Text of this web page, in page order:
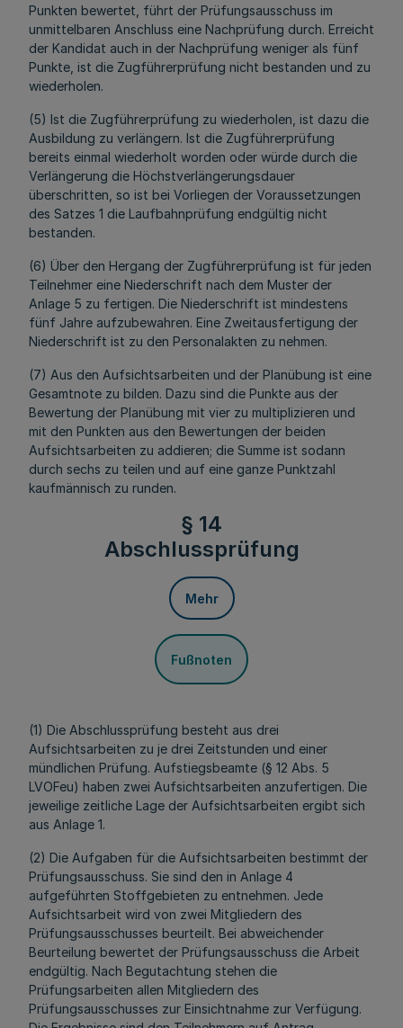
Punkten bewertet, führt der Prüfungsausschuss im
unmittelbaren Anschluss eine Nachprüfung durch. Erreicht
der Kandidat auch in der Nachprüfung weniger als fünf
Punkte, ist die Zugführerprüfung nicht bestanden und zu
wiederholen.
(5) Ist die Zugführerprüfung zu wiederholen, ist dazu die
Ausbildung zu verlängern. Ist die Zugführerprüfung
bereits einmal wiederholt worden oder würde durch die
Verlängerung die Höchstverlängerungsdauer
überschritten, so ist bei Vorliegen der Voraussetzungen
des Satzes 1 die Laufbahnprüfung endgültig nicht
bestanden.
(6) Über den Hergang der Zugführerprüfung ist für jeden
Teilnehmer eine Niederschrift nach dem Muster der
Anlage 5 zu fertigen. Die Niederschrift ist mindestens
fünf Jahre aufzubewahren. Eine Zweitausfertigung der
Niederschrift ist zu den Personalakten zu nehmen.
(7) Aus den Aufsichtsarbeiten und der Planübung ist eine
Gesamtnote zu bilden. Dazu sind die Punkte aus der
Bewertung der Planübung mit vier zu multiplizieren und
mit den Punkten aus den Bewertungen der beiden
Aufsichtsarbeiten zu addieren; die Summe ist sodann
durch sechs zu teilen und auf eine ganze Punktzahl
kaufmännisch zu runden.
§ 14
Abschlussprüfung
Mehr
Fußnoten
(1) Die Abschlussprüfung besteht aus drei
Aufsichtsarbeiten zu je drei Zeitstunden und einer
mündlichen Prüfung. Aufstiegsbeamte (§ 12 Abs. 5
LVOFeu) haben zwei Aufsichtsarbeiten anzufertigen. Die
jeweilige zeitliche Lage der Aufsichtsarbeiten ergibt sich
aus Anlage 1.
(2) Die Aufgaben für die Aufsichtsarbeiten bestimmt der
Prüfungsausschuss. Sie sind den in Anlage 4
aufgeführten Stoffgebieten zu entnehmen. Jede
Aufsichtsarbeit wird von zwei Mitgliedern des
Prüfungsausschusses beurteilt. Bei abweichender
Beurteilung bewertet der Prüfungsausschuss die Arbeit
endgültig. Nach Begutachtung stehen die
Prüfungsarbeiten allen Mitgliedern des
Prüfungsausschusses zur Einsichtnahme zur Verfügung.